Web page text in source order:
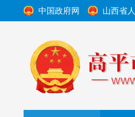
中国政府网 山西省